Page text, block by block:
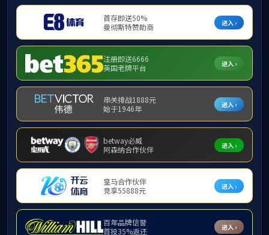
日期：2021年11月02日 08:15 点击：0